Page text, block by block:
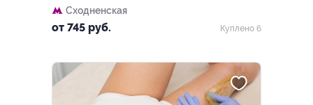
Сходненская
от 745 руб. Куплено 6